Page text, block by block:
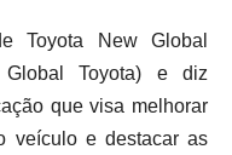
Toyota New Global
Global Toyota) e diz
que visa melhorar
veículo e destacar as